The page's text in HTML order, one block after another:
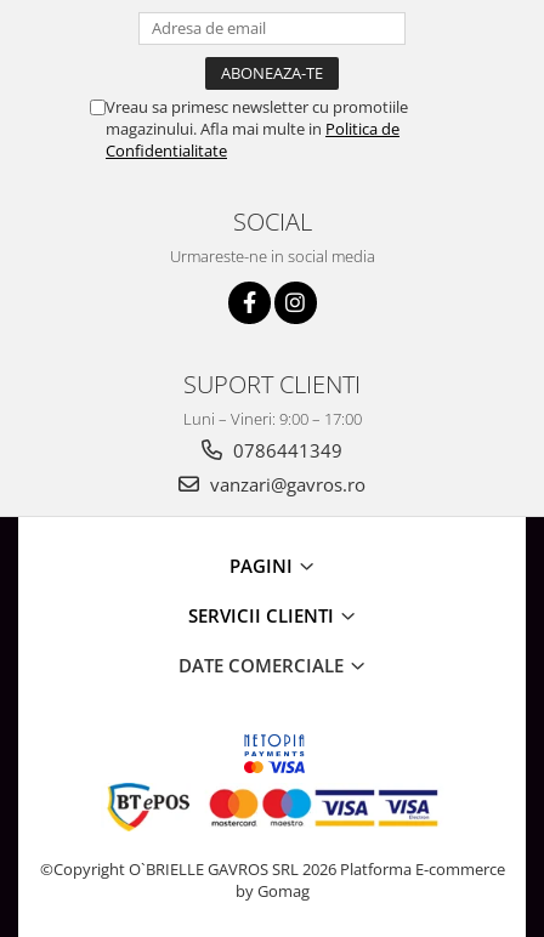
Vreau sa primesc newsletter cu promotiile
magazinului. Afla mai multe in Politica de
Confidentialitate
SOCIAL
Urmareste-ne in social media
SUPORT CLIENTI
Luni – Vineri: 9:00 – 17:00
0786441349
vanzari@gavros.ro
PAGINI
SERVICII CLIENTI
DATE COMERCIALE
©Copyright O`BRIELLE GAVROS SRL 2026 Platforma E-commerce
by Gomag